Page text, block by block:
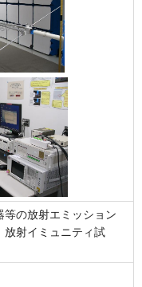
等の放射エミッション
放射イミュニティ試